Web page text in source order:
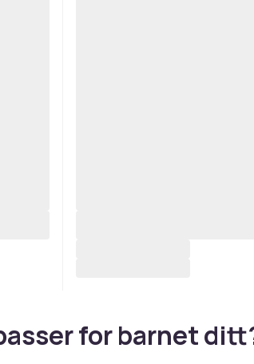
for barnet